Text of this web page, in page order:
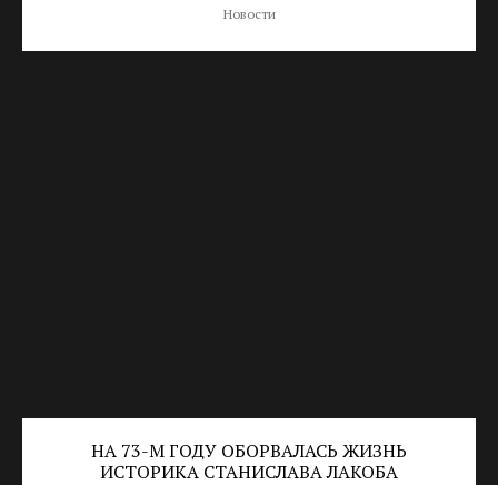
Новости
НА 73-М ГОДУ ОБОРВАЛАСЬ ЖИЗНЬ
ИСТОРИКА СТАНИСЛАВА ЛАКОБА